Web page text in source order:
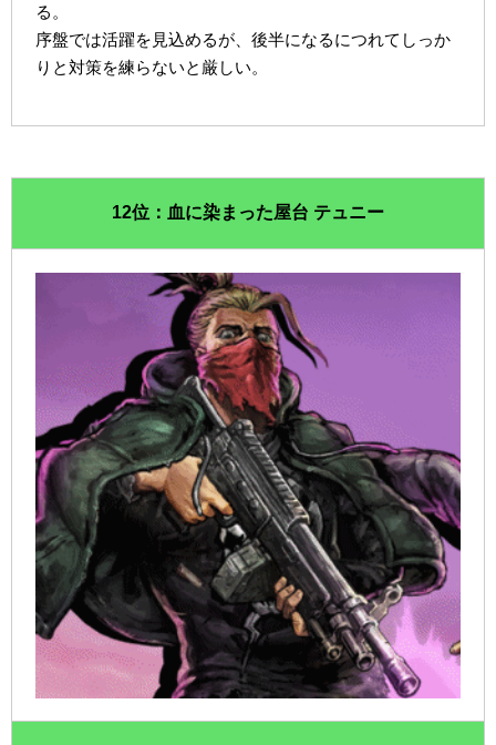
る。
序盤では活躍を見込めるが、後半になるにつれてしっか
りと対策を練らないと厳しい。
12位：血に染まった屋台 テュニー